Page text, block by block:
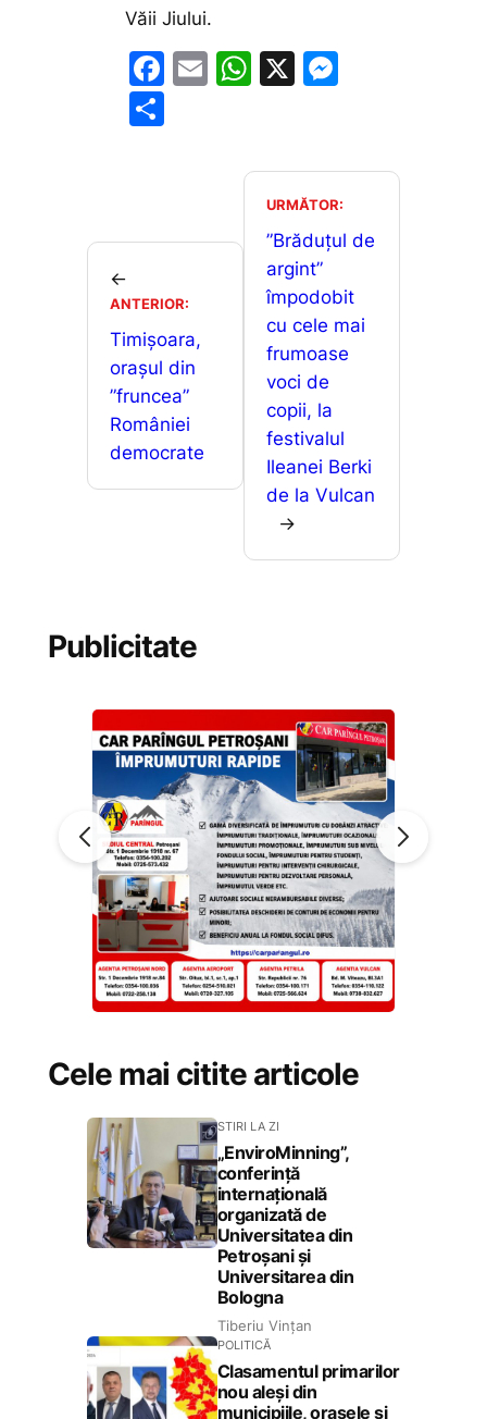
Văii Jiului.
F
o
k
E
W
s
A
p
p
X
s
e
n
er
a
ă
←
ANTERIOR:
Timișoara,
orașul din
”fruncea”
României
democrate
URMĂTOR:
”Brăduțul de
argint”
împodobit
cu cele mai
frumoase
voci de
copii, la
festivalul
Ileanei Berki
de la Vulcan
→
Publicitate
Cele mai citite articole
STIRI LA ZI
„EnviroMinning”,
conferință
internațională
organizată de
Universitatea din
Petroșani și
Universitarea din
Bologna
Tiberiu Vințan
POLITICĂ
Clasamentul primarilor
nou aleși din
municipiile, orașele și